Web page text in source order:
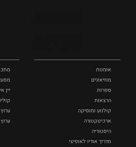
אומנות
מוזיאונים
ספרות
הרצאות
קולנוע ומוסיקה
ארכיטקטורה
היסטוריה
מדריך אודיו לאופיצי
יין